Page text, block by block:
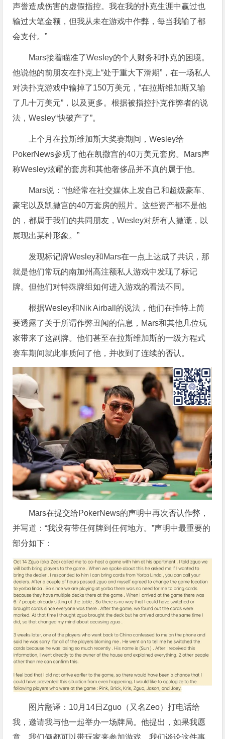
声誉造成伤害的虚假指控。我在我的扑克生涯中赢过也
输过大笔金额，但我从未在游戏中作弊，每当我输了都
会支付。”
Mars接着瞄准了Wesley的个人财务和扑克的困境。
他说他的前朋友在扑克上“处于重大下滑期”，在一场私人
对决扑克游戏中输掉了150万美元，“在拉斯维加斯又输
了几十万美元”，以及更多。根据被指控扑克作弊者的说
法，Wesley“快破产了”。
上个月在拉斯维加斯大奖赛期间，Wesley给
PokerNews参观了他在凯撒宫的40万美元套房。Mars声
称Wesley炫耀的套房和其他奢侈品并不真的属于他。
Mars说：“他经常在社交媒体上发自己和超级豪车、
豪宅以及凯撒宫的40万套房的照片。这些资产都不是他
的，都属于我们的共同朋友，Wesley对所有人撒谎，以
展现出某种形象。”
发现标记牌Wesley和Mars在一点上达成了共识，那
就是他们常玩的南加州高注额私人游戏中发现了标记
牌。但他们对特殊牌组如何进入游戏的看法不同。
根据Wesley和Nik Airball的说法，他们在推特上简
要透露了关于所谓作弊丑闻的信息，Mars和其他几位玩
家带来了这副牌。他们甚至在拉斯维加斯的一级方程式
赛车期间就此事质问了他，并收到了连续的否认。
Mars在提交给PokerNews的声明中再次否认作弊，
并写道：“我没有带任何牌到任何地方。”声明中最重要的
部分如下：
图片翻译：10月14日Zguo（又名Zeo）打电话给
我，邀请我与他一起举办一场牌局。他提出，如果我愿